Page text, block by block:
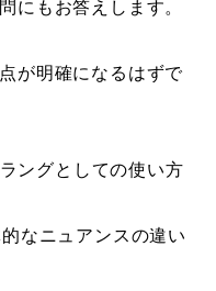
にもお答えします。
が明確になるはずで
ングとしての使い方
なニュアンスの違い